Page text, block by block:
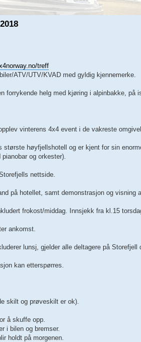
treff
ATV/UTV/KVAD med gyldig kjennemerke.
forrykende helg med kjøring i alpinbakke, på
vinterens 4x4 event i de vakreste
største høyfjellshotell og er kjent for sin
og orkester).
nettside.
på hotellet, samt demonstrasjon og visning
frokost/middag. Innsjekk fra kl.15
ankomst.
lunsj, gjelder alle deltagere på Storefjell
kan etterspørres.
skilt og prøveskilt er ok).
å skuffe opp.
i bilen og bremser.
holdt på morgenen.